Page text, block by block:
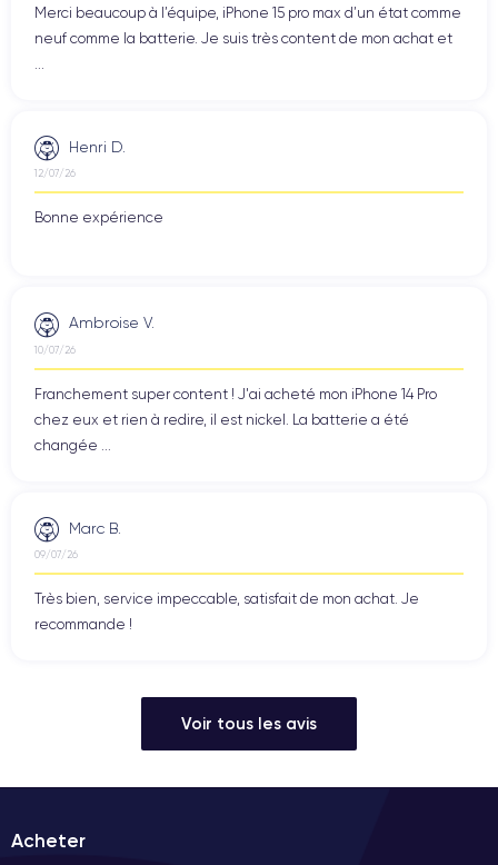
Merci beaucoup à l’équipe, iPhone 15 pro max d’un état comme
neuf comme la batterie. Je suis très content de mon achat et
Henri D.
12/07/26
Bonne expérience
Ambroise V.
10/07/26
Franchement super content ! J'ai acheté mon iPhone 14 Pro
chez eux et rien à redire, il est nickel. La batterie a été
changée ...
Marc B.
09/07/26
Très bien, service impeccable, satisfait de mon achat. Je
recommande !
Voir tous les avis
Acheter